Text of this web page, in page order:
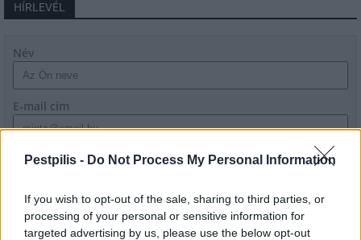
Pestpilis - Do Not Process My Personal Information
If you wish to opt-out of the sale, sharing to third parties, or
processing of your personal or sensitive information for
targeted advertising by us, please use the below opt-out
HÍRLEVÉL
Név
E-mail cím
Feliratkozom a hírlevélre és elfogadom azadatvédelmi
FELIRATKOZÁS